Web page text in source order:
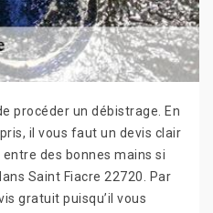
procéder un débistrage. En
il vous faut un devis clair
des bonnes mains si
Saint Fiacre 22720. Par
gratuit puisqu’il vous